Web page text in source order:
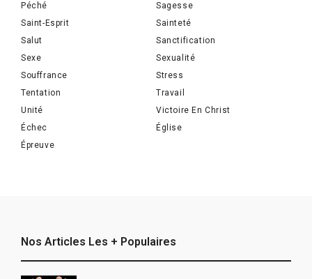
Péché
Sagesse
Saint-Esprit
Sainteté
Salut
Sanctification
Sexe
Sexualité
Souffrance
Stress
Tentation
Travail
Unité
Victoire En Christ
Échec
Église
Épreuve
Nos Articles Les + Populaires